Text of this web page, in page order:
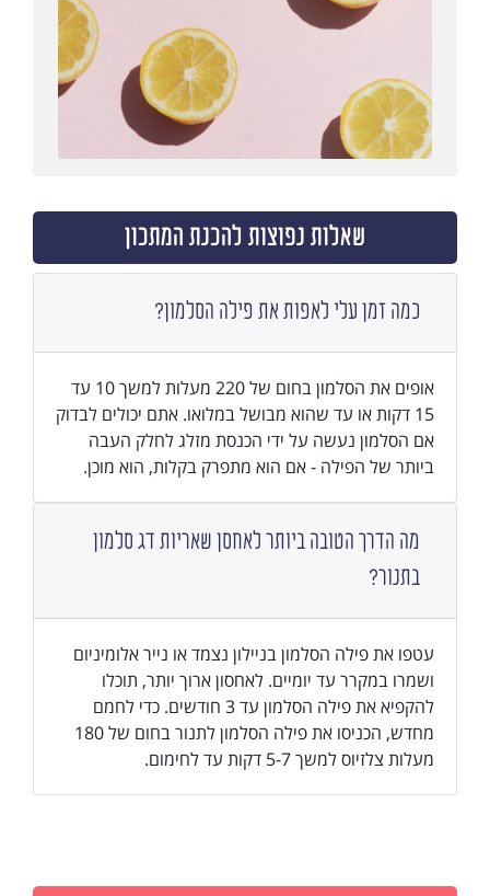
שאלות נפוצות להכנת המתכון
כמה זמן עלי לאפות את פילה הסלמון?
אופים את הסלמון בחום של 220 מעלות למשך 10 עד
15 דקות או עד שהוא מבושל במלואו. אתם יכולים לבדוק
אם הסלמון נעשה על ידי הכנסת מזלג לחלק העבה
ביותר של הפילה - אם הוא מתפרק בקלות, הוא מוכן.
מה הדרך הטובה ביותר לאחסן שאריות דג סלמון
בתנור?
עטפו את פילה הסלמון בניילון נצמד או נייר אלומיניום
ושמרו במקרר עד יומיים. לאחסון ארוך יותר, תוכלו
להקפיא את פילה הסלמון עד 3 חודשים. כדי לחמם
מחדש, הכניסו את פילה הסלמון לתנור בחום של 180
מעלות צלזיוס למשך 5-7 דקות עד לחימום.